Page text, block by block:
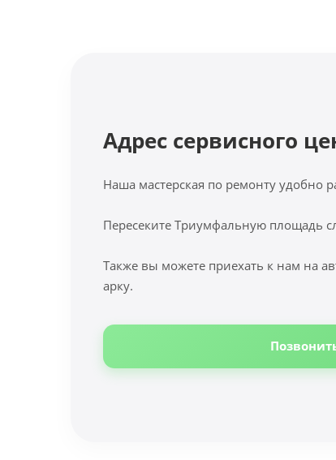
Адрес сервисного
Наша мастерская по ремонту удобно
Пересеките Триумфальную площадь
Также вы можете приехать к нам на
арку.